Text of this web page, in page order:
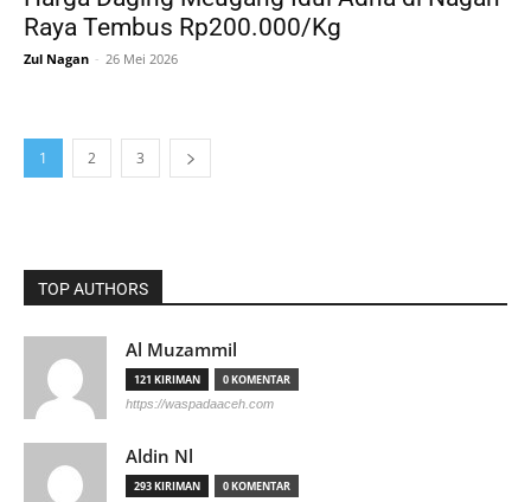
Raya Tembus Rp200.000/Kg
Zul Nagan - 26 Mei 2026
1 2 3
TOP AUTHORS
Al Muzammil
121 KIRIMAN 0 KOMENTAR
https://waspadaaceh.com
Aldin Nl
293 KIRIMAN 0 KOMENTAR